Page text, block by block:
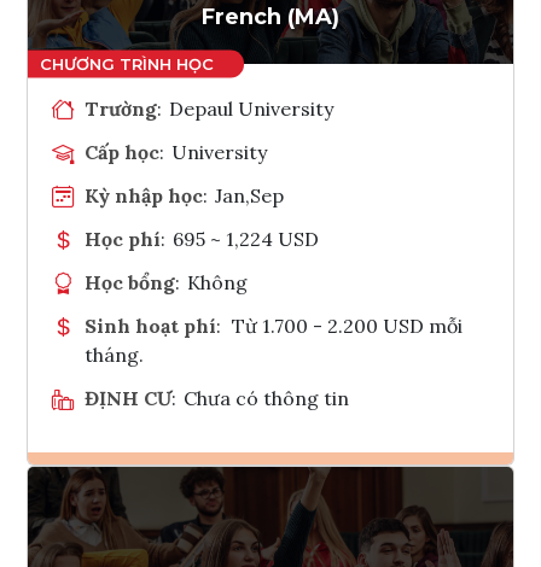
French (MA)
Trường: Depaul University
Cấp học: University
Kỳ nhập học: Jan,Sep
Học phí: 695 ~ 1,224 USD
Học bổng: Không
Sinh hoạt phí: Từ 1.700 - 2.200 USD mỗi
tháng.
ĐỊNH CƯ: Chưa có thông tin
Ghi danh